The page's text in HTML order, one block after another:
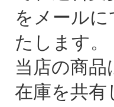
をメール
たします。
当店の商品
在庫を共有